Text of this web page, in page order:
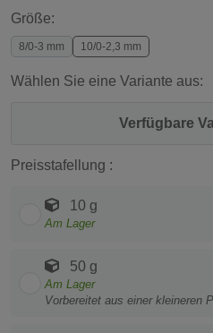
Größe:
8/0-3 mm 10/0-2,3 mm
Wählen Sie eine Variante aus:
Verfügbare
Preisstafellung :
10 g
Am Lager
50 g
Am Lager
Vorbereitet aus einer kleineren